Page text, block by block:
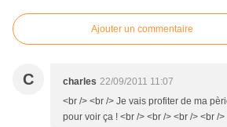
Ajouter un commentaire
C charles 22/09/2011 11:07
<br /> <br /> Je vais profiter de ma
pour voir ça ! <br /> <br /> <br /> <br />